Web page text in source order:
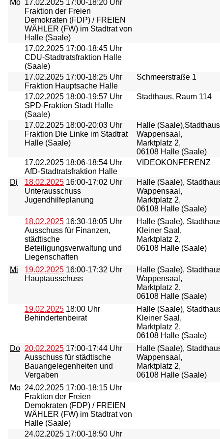
Mo 17.02.2025 17:00-18:20 Uhr
Fraktion der Freien
Demokraten (FDP) / FREIEN
WÄHLER (FW) im Stadtrat von
Halle (Saale)
17.02.2025 17:00-18:45 Uhr
CDU-Stadtratsfraktion Halle
(Saale)
17.02.2025 17:00-18:25 Uhr
Fraktion Hauptsache Halle
Schmeerstraße 1
17.02.2025 18:00-19:57 Uhr
SPD-Fraktion Stadt Halle
(Saale)
Stadthaus, Raum 114
17.02.2025 18:00-20:03 Uhr
Fraktion Die Linke im Stadtrat
Halle (Saale)
Halle
Wappensaal,
Marktplatz 2,
06108 Halle (Saale)
17.02.2025 18:06-18:54 Uhr
AfD-Stadtratsfraktion Halle
VIDEOKONFERENZ
Di 18.02.2025 16:00-17:02 Uhr
Unterausschuss
Jugendhilfeplanung
Halle (Saale),
Wappensaal,
Marktplatz 2,
06108 Halle (Saale)
18.02.2025 16:30-18:05 Uhr
Ausschuss für Finanzen,
städtische
Beteiligungsverwaltung und
Liegenschaften
Halle (Saale),
Kleiner Saal,
Marktplatz 2,
06108 Halle (Saale)
Mi 19.02.2025 16:00-17:32 Uhr
Hauptausschuss
Halle (Saale),
Wappensaal,
Marktplatz 2,
06108 Halle (Saale)
19.02.2025 18:00 Uhr
Behindertenbeirat
Halle (Saale),
Kleiner Saal,
Marktplatz 2,
06108 Halle (Saale)
Do 20.02.2025 17:00-17:44 Uhr
Ausschuss für städtische
Bauangelegenheiten und
Vergaben
Halle (Saale),
Wappensaal,
Marktplatz 2,
06108 Halle (Saale)
Mo 24.02.2025 17:00-18:15 Uhr
Fraktion der Freien
Demokraten (FDP) / FREIEN
WÄHLER (FW) im Stadtrat von
Halle (Saale)
24.02.2025 17:00-18:50 Uhr